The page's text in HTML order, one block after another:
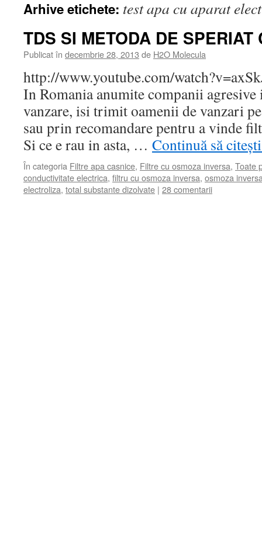
Arhive etichete: test apa cu aparat
TDS SI METODA DE SPERIAT
Publicat în decembrie 28, 2013 de H2O Molecula
http://www.youtube.com/
In Romania anumite companii
vanzare, isi trimit oamenii de vanzari
sau prin recomandare pentru a vinde
Si ce e rau in asta, … Continuă să
În categoria Filtre apa casnice, Filtre cu osmoza inversa, Toate
conductivitate electrica, filtru cu osmoza inversa, osmoza
electroliza, total substante dizolvate | 28 comentarii